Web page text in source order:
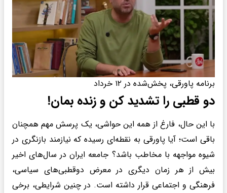
برنامه پاورقی، پخش‌شده در ۱۲ خرداد
دو قطبی را تشدید کن و زنده بمان!
با این حال، فارغ از همه این حواشی، یک پرسش مهم همچنان
باقی است؛ آیا پاورقی به نقطه‌ای رسیده که نیازمند بازنگری در
شیوه مواجهه با مخاطب باشد؟ جامعه ایران در سال‌های اخیر
بیش از هر زمان دیگری در معرض دوقطبی‌های سیاسی،
فرهنگی و اجتماعی قرار داشته است. در چنین شرایطی، برخی